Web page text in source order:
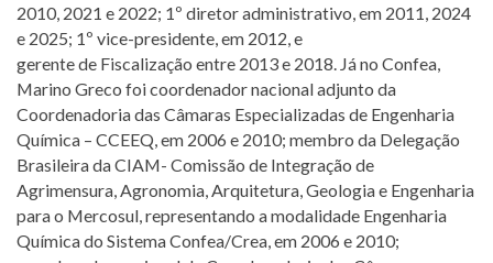
2010, 2021 e 2022; 1º diretor administrativo, em 2011, 2024
e 2025; 1º vice-presidente, em 2012, e
gerente de Fiscalização entre 2013 e 2018. Já no Confea,
Marino Greco foi coordenador nacional adjunto da
Coordenadoria das Câmaras Especializadas de Engenharia
Química – CCEEQ, em 2006 e 2010; membro da Delegação
Brasileira da CIAM- Comissão de Integração de
Agrimensura, Agronomia, Arquitetura, Geologia e Engenharia
para o Mercosul, representando a modalidade Engenharia
Química do Sistema Confea/Crea, em 2006 e 2010;